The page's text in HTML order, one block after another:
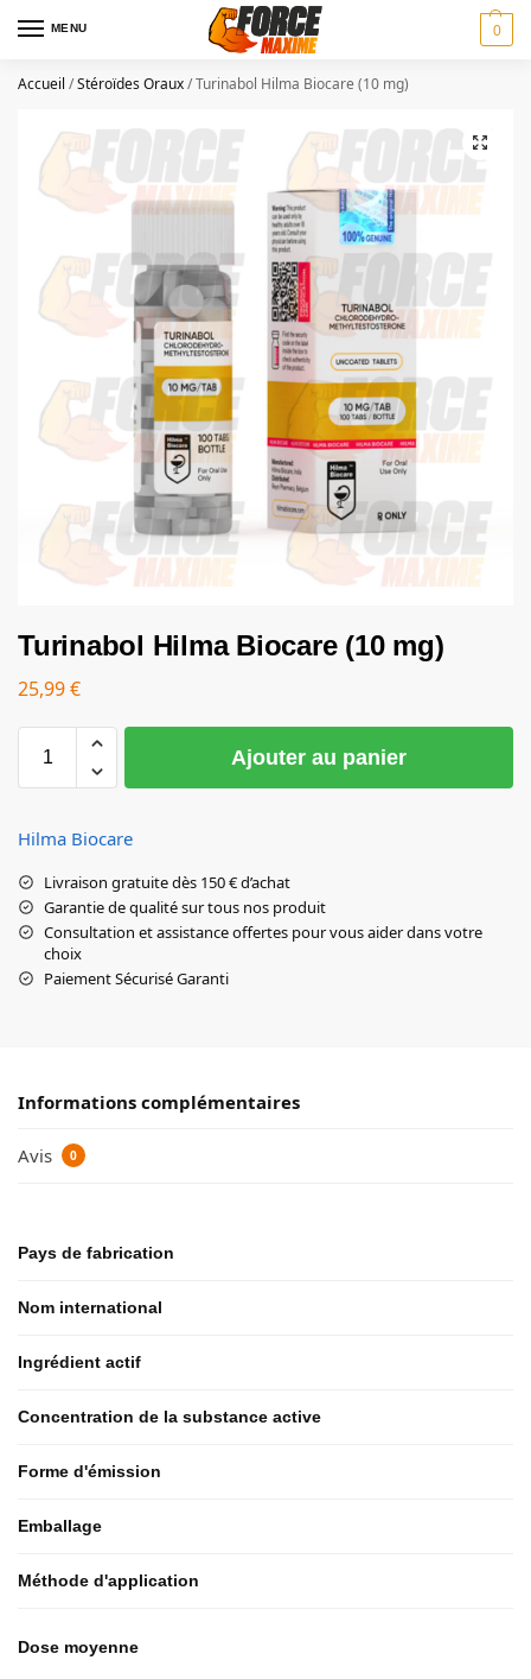
MENU 0
Accueil /Stéroïdes Oraux/Turinabol Hilma Biocare (10 mg)
Turinabol Hilma Biocare (10 mg)
25,99€
Ajouter au panier
Hilma Biocare
Livraison gratuite dès 150 € d’achat
Garantie de qualité sur tous nos produit
Consultation et assistance offertes pour vous aider dans votre
choix
Paiement Sécurisé Garanti
Informations complémentaires
Avis 0
Pays de fabrication
Nom international
Ingrédient actif
Concentration de la substance active
Forme d'émission
Emballage
Méthode d'application
Dose moyenne